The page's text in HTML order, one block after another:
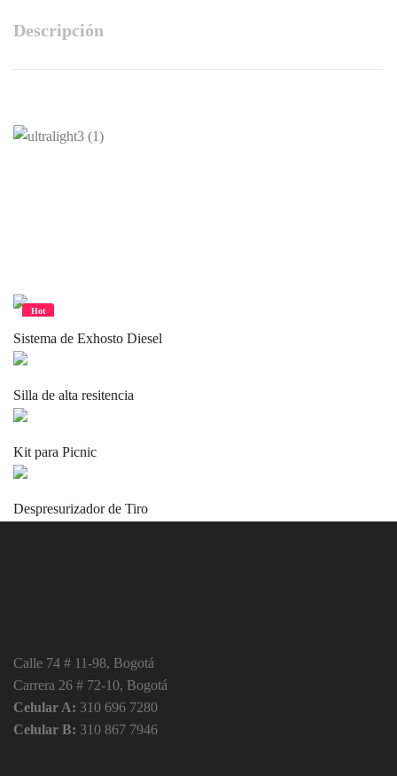
Descripción
Hot
Sistema de Exhosto Diesel
Silla de alta resitencia
Kit para Picnic
Despresurizador de Tiro
Calle 74 # 11-98, Bogotá
Carrera 26 # 72-10, Bogotá
Celular A: 310 696 7280
Celular B: 310 867 7946